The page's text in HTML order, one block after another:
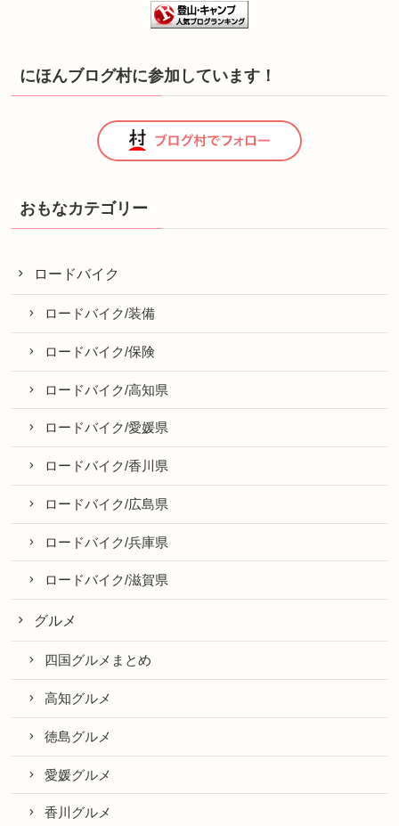
にほんブログ村に参加しています！
おもなカテゴリー
ロードバイク
ロードバイク/装備
ロードバイク/保険
ロードバイク/高知県
ロードバイク/愛媛県
ロードバイク/香川県
ロードバイク/広島県
ロードバイク/兵庫県
ロードバイク/滋賀県
グルメ
四国グルメまとめ
高知グルメ
徳島グルメ
愛媛グルメ
香川グルメ